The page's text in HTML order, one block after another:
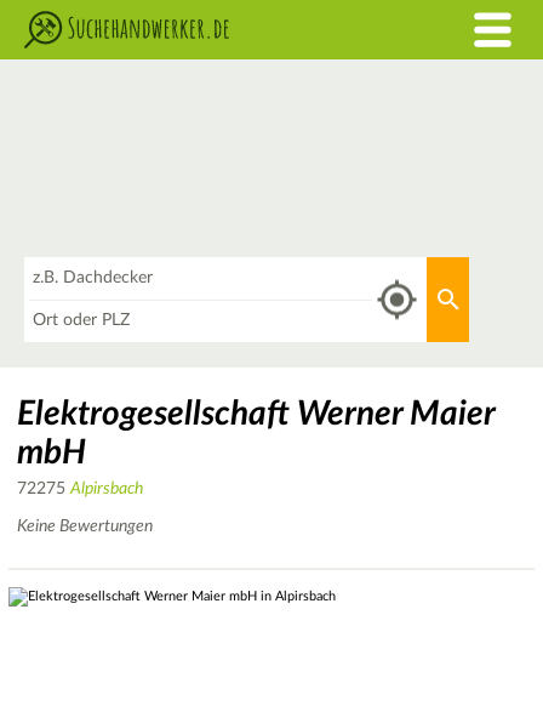
Elektrogesellschaft Werner Maier
mbH
72275Alpirsbach
Keine Bewertungen